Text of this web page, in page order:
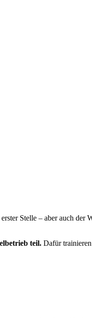
Stelle – aber auch der
teil. Dafür